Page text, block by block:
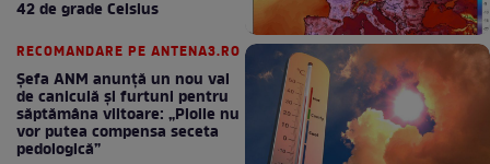
42 de grade Celsius
RECOMANDARE PE ANTENA3.RO
Șefa ANM anunță un nou val
de caniculă și furtuni pentru
săptămâna viitoare: „Ploile nu
vor putea compensa seceta
pedologică”